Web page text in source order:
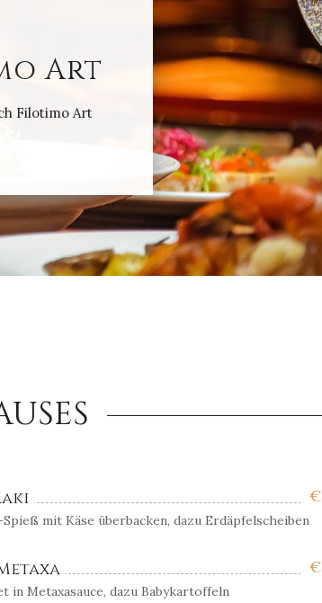
Art
Filotimo Art
€
mit Käse überbacken, dazu Erdäpfelscheiben
€
in Metaxasauce, dazu Babykartoffeln